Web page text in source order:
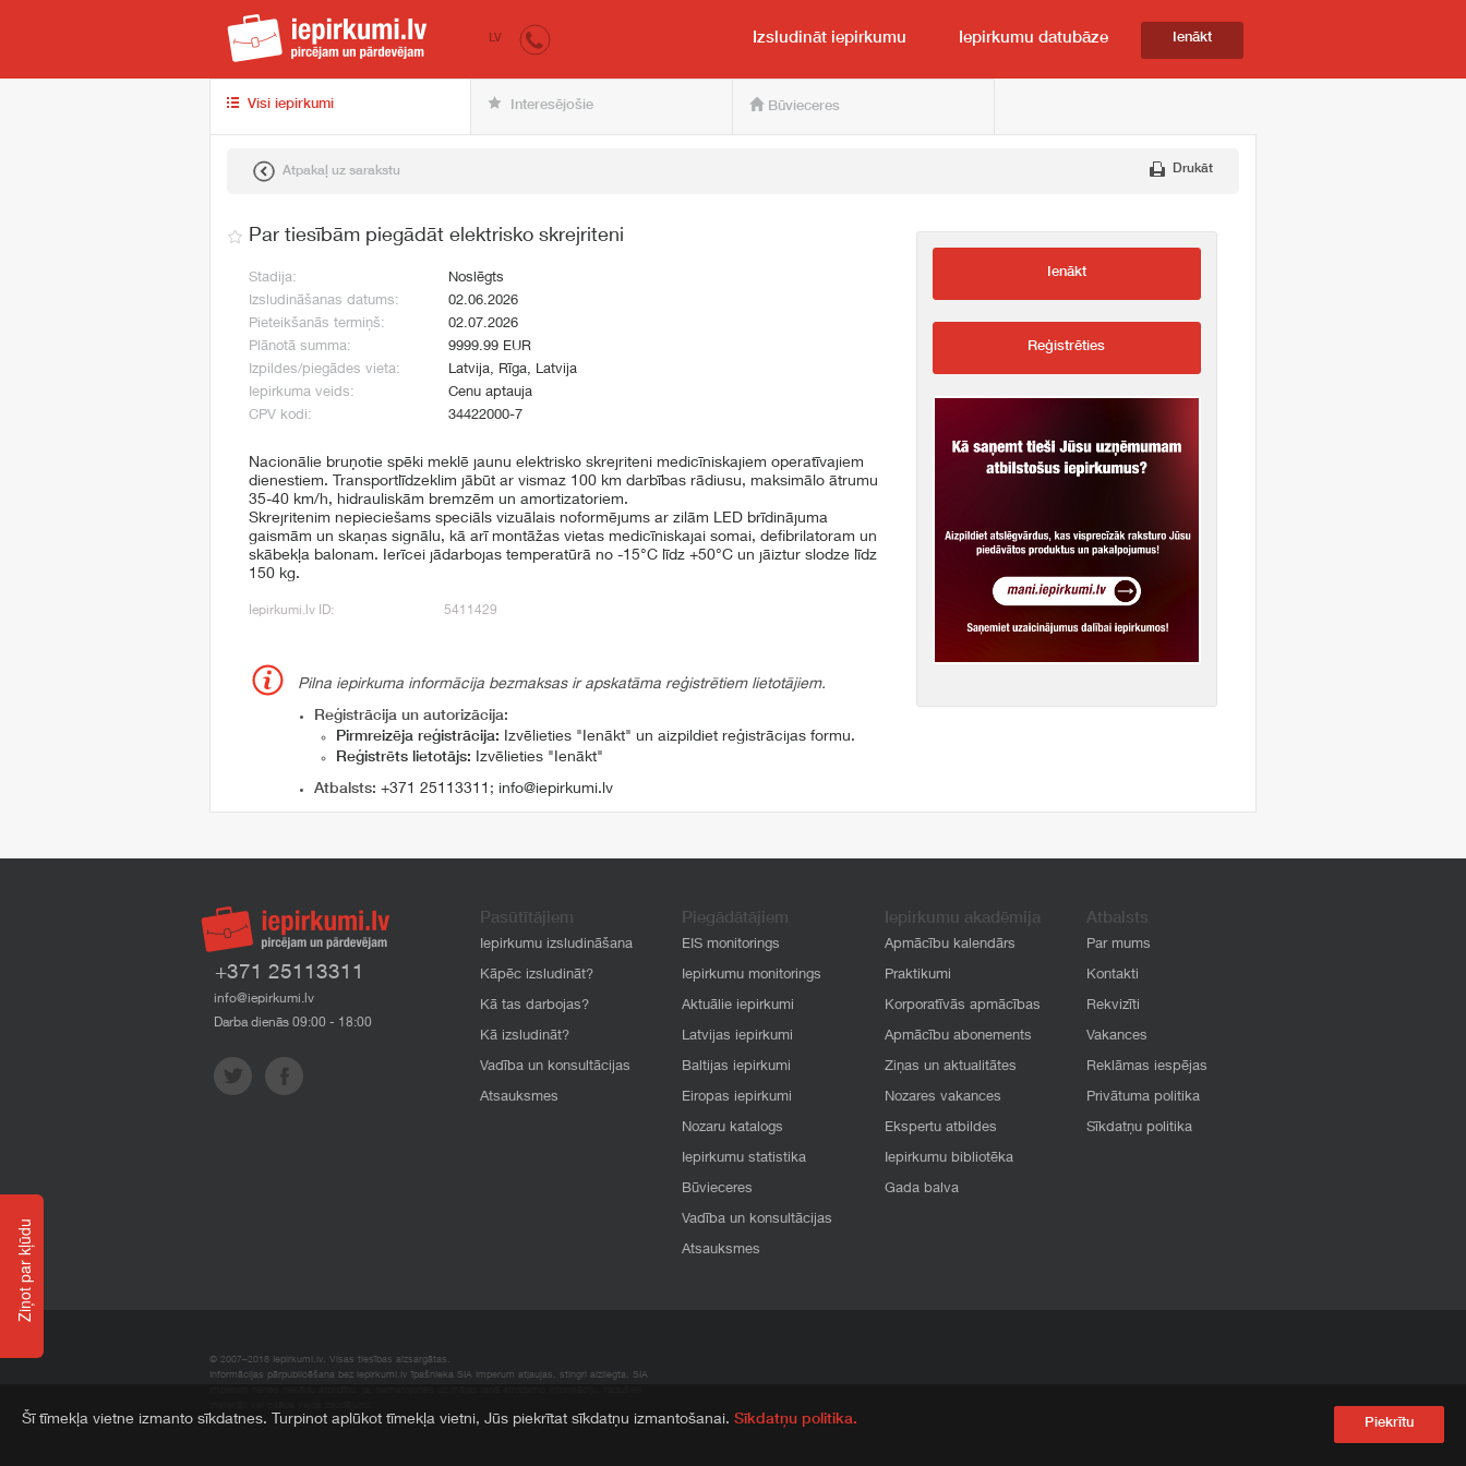
iepirkumi.lv pircējam un pārdevējam
LV Izsludināt iepirkumu Iepirkumu datubāze Ienākt
Visi iepirkumi Interesējošie Būvieceres
Atpakaļ uz sarakstu Drukāt
Par tiesībām piegādāt elektrisko skrejriteni
Stadija:
Noslēgts
Izsludināšanas datums:
02.06.2026
Pieteikšanās termiņš:
02.07.2026
Plānotā summa:
9999.99 EUR
Izpildes/piegādes vieta:
Latvija, Rīga, Latvija
Iepirkuma veids:
Cenu aptauja
CPV kodi:
34422000-7
Nacionālie bruņotie spēki meklē jaunu elektrisko skrejriteni medicīniskajiem operatīvajiem
dienestiem. Transportlīdzeklim jābūt ar vismaz 100 km darbības rādiusu, maksimālo ātrumu
35-40 km/h, hidrauliskām bremzēm un amortizatoriem.
Skrejritenim nepieciešams speciāls vizuālais noformējums ar zilām LED brīdinājuma
gaismām un skaņas signālu, kā arī montāžas vietas medicīniskajai somai, defibrilatoram un
skābekļa balonam. Ierīcei jādarbojas temperatūrā no -15°C līdz +50°C un jāiztur slodze līdz
150 kg.
Iepirkumi.lv ID: 5411429
Pilna iepirkuma informācija bezmaksas ir apskatāma reģistrētiem lietotājiem.
Reģistrācija un autorizācija:
Pirmreizēja reģistrācija: Izvēlieties "Ienākt" un aizpildiet reģistrācijas formu.
Reģistrēts lietotājs: Izvēlieties "Ienākt"
Atbalsts: +371 25113311 ; info@iepirkumi.lv
Ienākt
Reģistrēties
+371 25113311
info@iepirkumi.lv
Darba dienās 09:00 - 18:00
Pasūtītājiem
Iepirkumu izsludināšana
Kāpēc izsludināt?
Kā tas darbojas?
Kā izsludināt?
Vadība un konsultācijas
Atsauksmes
Piegādātājiem
EIS monitorings
Iepirkumu monitorings
Aktuālie iepirkumi
Latvijas iepirkumi
Baltijas iepirkumi
Eiropas iepirkumi
Nozaru katalogs
Iepirkumu statistika
Būvieceres
Vadība un konsultācijas
Atsauksmes
Iepirkumu akadēmija
Apmācību kalendārs
Praktikumi
Korporatīvās apmācības
Apmācību abonements
Ziņas un aktualitātes
Nozares vakances
Ekspertu atbildes
Iepirkumu bibliotēka
Gada balva
Atbalsts
Par mums
Kontakti
Rekvizīti
Vakances
Reklāmas iespējas
Privātuma politika
Sīkdatņu politika
© 2007–2018 Iepirkumi.lv. Visas tiesības aizsargātas.
Informācijas pārpublicēšana bez iepirkumi.lv īpašnieka SIA Imperum atļaujas, stingri aizliegta. SIA
Šī tīmekļa vietne izmanto sīkdatnes. Turpinot aplūkot tīmekļa vietni, Jūs piekrītat sīkdatņu izmantošanai. Sīkdatņu politika. Piekrītu
Ziņot par kļūdu